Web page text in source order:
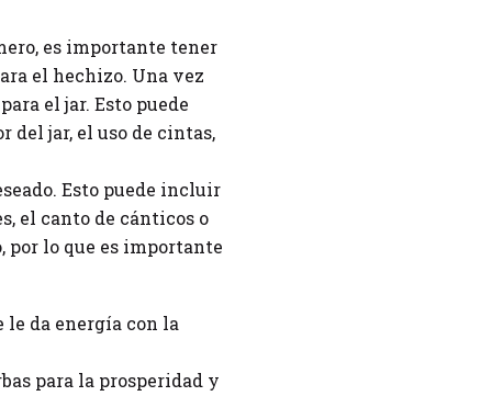
es importante tener
el hechizo. Una vez
el jar. Esto puede
del jar, el uso de cintas,
Esto puede incluir
el canto de cánticos o
por lo que es importante
le da energía con la
para la prosperidad y